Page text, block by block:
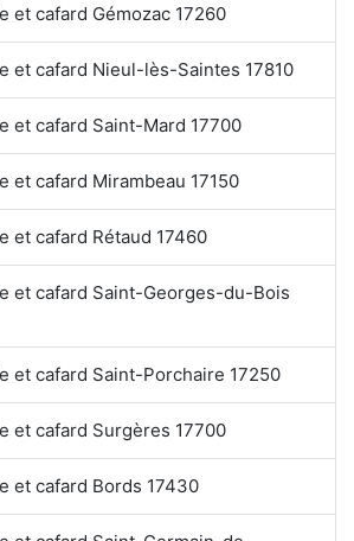
et cafard Gémozac 17260
et cafard Nieul-lès-Saintes 17810
et cafard Saint-Mard 17700
et cafard Mirambeau 17150
et cafard Rétaud 17460
et cafard Saint-Georges-du-Bois
et cafard Saint-Porchaire 17250
et cafard Surgères 17700
et cafard Bords 17430